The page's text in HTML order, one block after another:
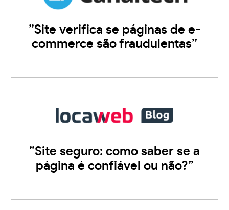
”Site verifica se páginas de e-
commerce são fraudulentas”
”Site seguro: como saber se a
página é confiável ou não?”